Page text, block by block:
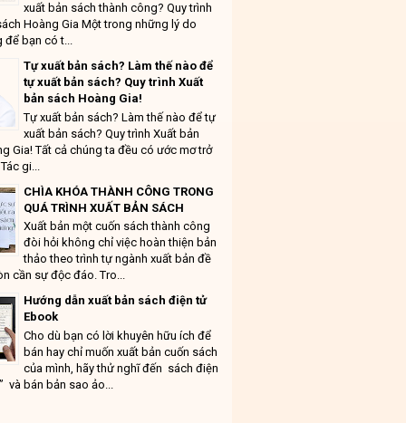
xuất bản sách thành công? Quy trình
Hoàng Gia Một trong những lý do
để bạn có t...
Tự xuất bản sách? Làm thế nào để
tự xuất bản sách? Quy trình Xuất
bản sách Hoàng Gia!
Tự xuất bản sách? Làm thế nào để tự
xuất bản sách? Quy trình Xuất bản
Gia! Tất cả chúng ta đều có ước mơ trở
gi...
CHÌA KHÓA THÀNH CÔNG TRONG
QUÁ TRÌNH XUẤT BẢN SÁCH
Xuất bản một cuốn sách thành công
đòi hỏi không chỉ việc hoàn thiện bản
thảo theo trình tự ngành xuất bản đề
cần sự độc đáo. Tro...
Hướng dẫn xuất bản sách điện tử
Ebook
Cho dù bạn có lời khuyên hữu ích để
bán hay chỉ muốn xuất bản cuốn sách
của mình, hãy thử nghĩ đến sách điện
và bán bản sao ảo...